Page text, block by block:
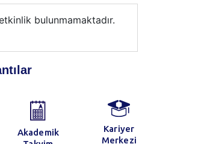
bulunmamaktadır.
Akademik
Kariyer
Merkezi